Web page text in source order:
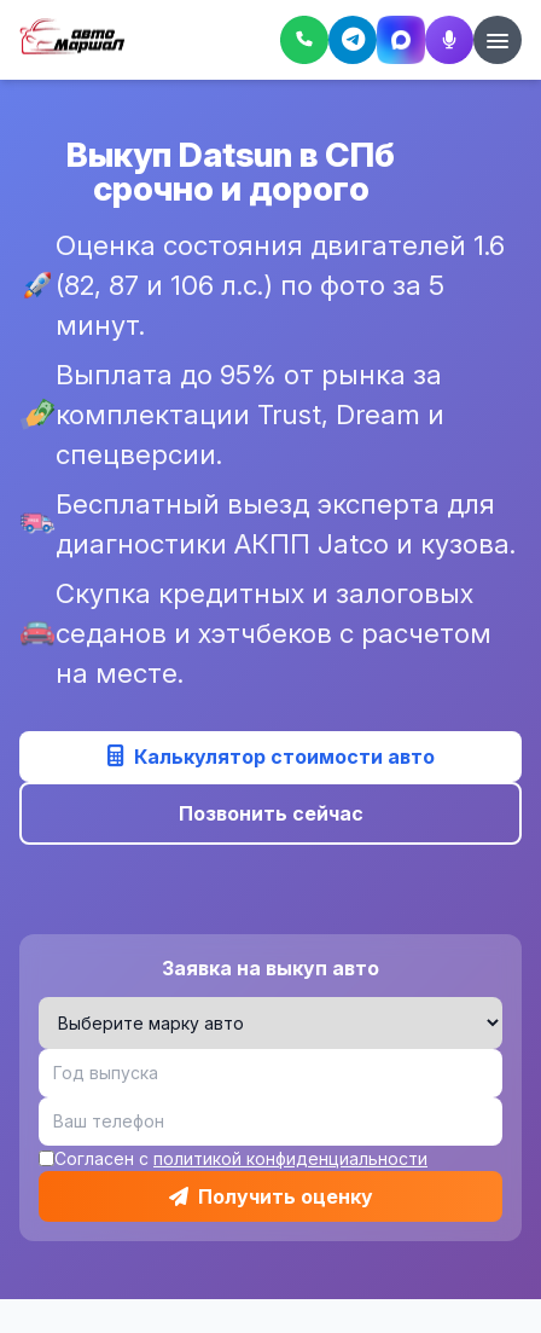
Выкуп Datsun в СПб
срочно и дорого
Оценка состояния двигателей 1.6
(82, 87 и 106 л.с.) по фото за 5
минут.
Выплата до 95% от рынка за
комплектации Trust, Dream и
спецверсии.
Бесплатный выезд эксперта для
диагностики АКПП Jatco и кузова.
Скупка кредитных и залоговых
седанов и хэтчбеков с расчетом
на месте.
Калькулятор стоимости авто
Позвонить сейчас
Заявка на выкуп авто
Согласен с политикой конфиденциальности
Получить оценку